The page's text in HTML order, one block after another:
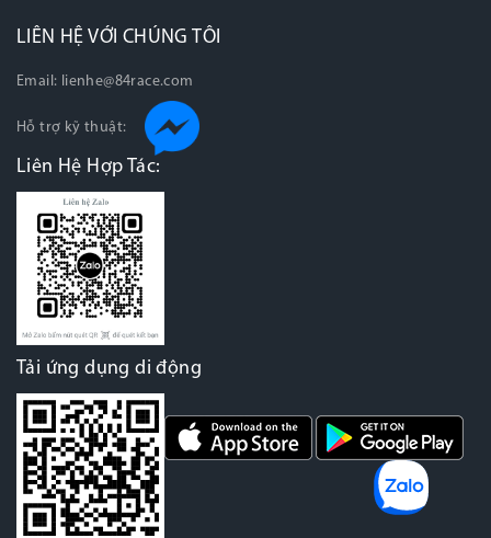
LIÊN HỆ VỚI CHÚNG TÔI
Email: lienhe@84race.com
Hỗ trợ kỹ thuật:
Liên Hệ Hợp Tác:
Tải ứng dụng di động